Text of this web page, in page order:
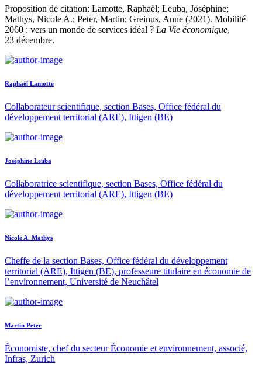
Proposition de citation: Lamotte, Raphaël; Leuba, Joséphine;
Mathys, Nicole A.; Peter, Martin; Greinus, Anne (2021). Mobilité
2060 : vers un monde de services idéal ? La Vie économique,
23 décembre.
Raphaël Lamotte
Collaborateur scientifique, section Bases, Office fédéral du
développement territorial (ARE), Ittigen (BE)
Joséphine Leuba
Collaboratrice scientifique, section Bases, Office fédéral du
développement territorial (ARE), Ittigen (BE)
Nicole A. Mathys
Cheffe de la section Bases, Office fédéral du développement
territorial (ARE), Ittigen (BE), professeure titulaire en économie de
l’environnement, Université de Neuchâtel
Martin Peter
Économiste, chef du secteur Économie et environnement, associé,
Infras, Zurich